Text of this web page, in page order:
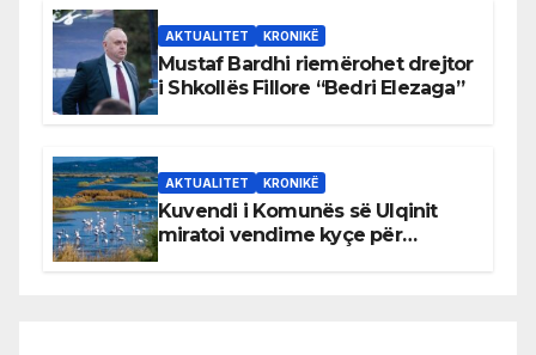
AKTUALITET KRONIKË
Mustaf Bardhi riemërohet drejtor
i Shkollës Fillore “Bedri Elezaga”
AKTUALITET KRONIKË
Kuvendi i Komunës së Ulqinit
miratoi vendime kyçe për